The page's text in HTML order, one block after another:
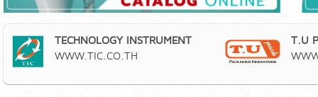
TECHNOLOGY INSTRUMENT
WWW.TIC.CO.TH
T.U